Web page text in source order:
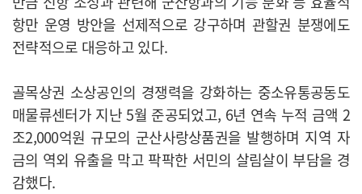
항만 운영 방안을 선제적으로 강구하며 관할권 분쟁에도
전략적으로 대응하고 있다.
골목상권 소상공인의 경쟁력을 강화하는 중소유통공동도
매물류센터가 지난 5월 준공되었고, 6년 연속 누적 금액 2
조2,000억원 규모의 군산사랑상품권을 발행하며 지역 자
금의 역외 유출을 막고 팍팍한 서민의 살림살이 부담을 경
감했다.